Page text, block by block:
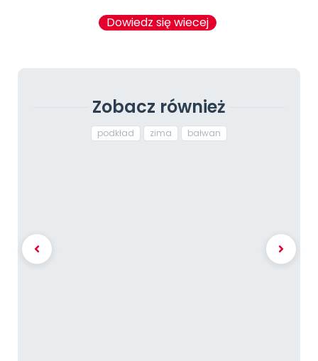
Dowiedz się wiecej
Zobacz również
podkład zima bałwan